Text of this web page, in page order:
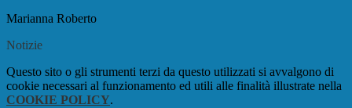
Marianna Roberto
Notizie
Questo sito o gli strumenti terzi da questo utilizzati si avvalgono di
cookie necessari al funzionamento ed utili alle finalità illustrate nella
COOKIE POLICY.